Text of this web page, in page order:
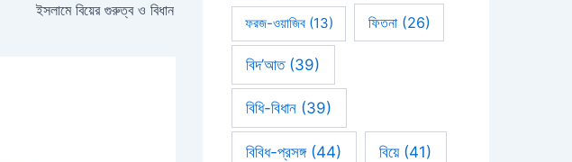
ইসলামে বিয়ের গুরুত্ব ও বিধান
ফরজ-ওয়াজিব(13) ফিতনা(26)
বিদ’আত(39)
বিধি-বিধান (39)
বিবিধ-প্রসঙ্গ(44) বিয়ে(41)